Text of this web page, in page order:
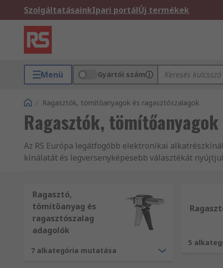
SzolgáltatásainkIpari portálÚj termékek
Menü Gyártói szám
/ Ragasztók, tömítőanyagok és ragasztószalagok
Ragasztók,
Az RS Európa legátfogóbb elektronikai
kínálatát és legversenyképesebb választékát
elérhető, és Ragasztók, tömítőanyagok és
termékeinkre vonatkozó kérdései vannak, kérjük
rendelkezésére. Az RS Compnents Ragasztók,
kiegészítők, illetve Tömítőanyagok teljes
meg az igényeinek megfelelő termékeket online!
esetében profitál a másnapi kiszállítás előnyeiből.
Ragasztó,
tömítőanyag és
ragasztószalag
adagolók
7 alkategória mutatása
5